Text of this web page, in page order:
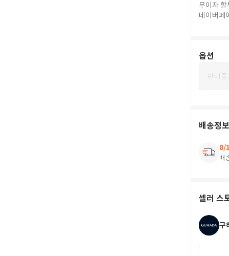
무이자 할
네이버페
옵션
판매중
배송정보
8/
배
셀러 스
구